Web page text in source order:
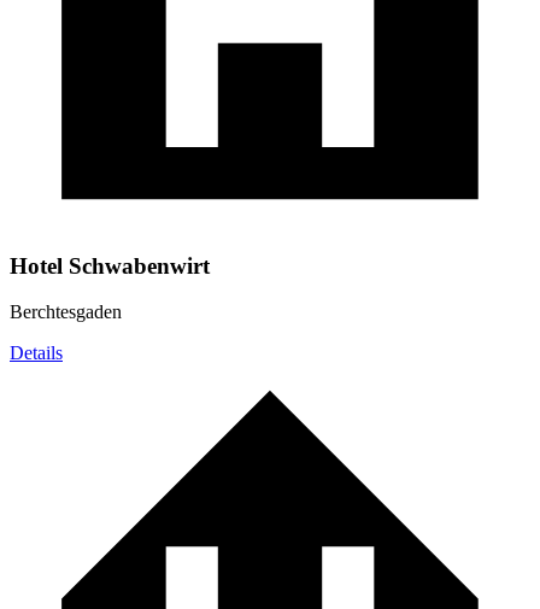
Hotel Schwabenwirt
Berchtesgaden
Details